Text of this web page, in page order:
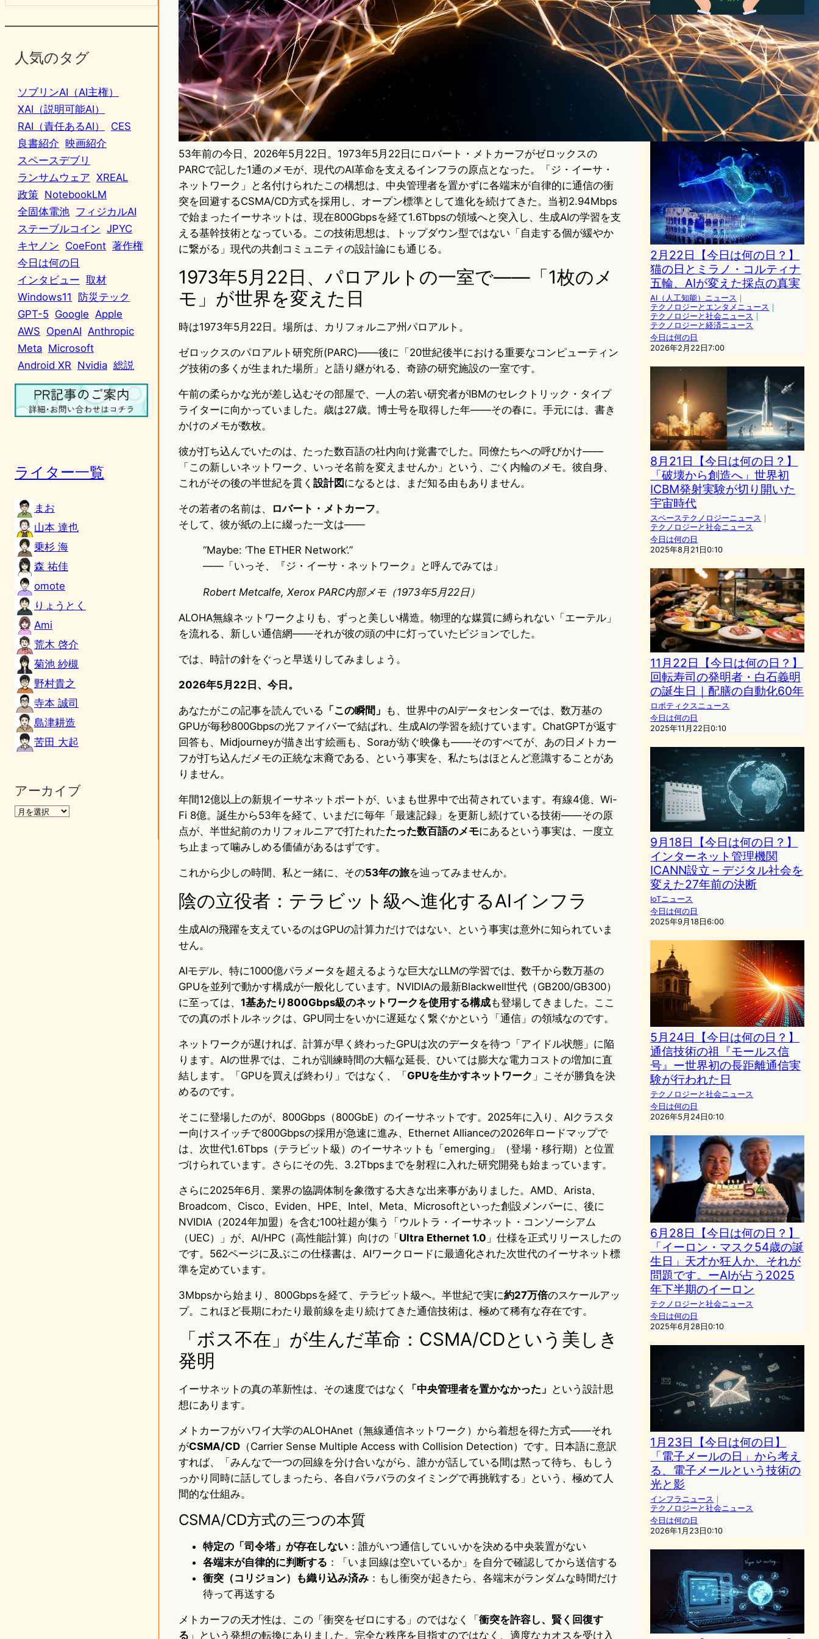
人気のタグ
ソブリンAI（AI主権）
XAI（説明可能AI）
RAI（責任あるAI）
CES
良書紹介 映画紹介
スペースデブリ
ランサムウェア XREAL
政策 NotebookLM
全固体電池 フィジカルAI
ステーブルコイン JPYC
キヤノン CoeFont 著作権
今日は何の日
インタビュー 取材
Windows11
防災テック
GPT-5 Google Apple
AWS OpenAI Anthropic
Meta Microsoft
Android XR Nvidia 総説
ライター一覧
まお
山本 達也
乗杉 海
森 祐佳
omote
りょうとく
Ami
荒木 啓介
菊池 紗槻
野村貴之
寺本 誠司
島津耕造
苦田 大起
アーカイブ
53年前の今日、2026年5月22日。1973年5月22日にロバート・メトカーフがゼロックスの
PARCで記した1通のメモが、現代のAI革命を支えるインフラの原点となった。「ジ・イーサ・
ネットワーク」と名付けられたこの構想は、中央管理者を置かずに各端末が自律的に通信の衝
突を回避するCSMA/CD方式を採用し、オープン標準として進化を続けてきた。当初2.94Mbps
で始まったイーサネットは、現在800Gbpsを経て1.6Tbpsの領域へと突入し、生成AIの学習を支
える基幹技術となっている。この技術思想は、トップダウン型ではない「自走する個が緩やか
に繋がる」現代の共創コミュニティの設計論にも通じる。
1973年5月22日、パロアルトの一室で——「1枚のメ
モ」が世界を変えた日
時は1973年5月22日。場所は、カリフォルニア州パロアルト。
ゼロックスのパロアルト研究所(PARC)——後に「20世紀後半における重要なコンピューティン
グ技術の多くが生まれた場所」と語り継がれる、奇跡の研究施設の一室です。
午前の柔らかな光が差し込むその部屋で、一人の若い研究者がIBMのセレクトリック・タイプ
ライターに向かっていました。歳は27歳。博士号を取得した年——その春に。手元には、書き
かけのメモが数枚。
彼が打ち込んでいたのは、たった数百語の社内向け覚書でした。同僚たちへの呼びかけ——
「この新しいネットワーク、いっそ名前を変えませんか」という、ごく内輪のメモ。彼自身、
これがその後の半世紀を貫く 設計図になるとは、まだ知る由もありません。
その若者の名前は、 ロバート・メトカーフ。
そして、彼が紙の上に綴った一文は——
“Maybe: ‘The ETHER Network’.”
——「いっそ、『ジ・イーサ・ネットワーク』と呼んでみては」
Robert Metcalfe, Xerox PARC内部メモ（1973年5月22日）
ALOHA無線ネットワークよりも、ずっと美しい構造。物理的な媒質に縛られない「エーテル」
を流れる、新しい通信網——それが彼の頭の中に灯っていたビジョンでした。
では、時計の針をぐっと早送りしてみましょう。
2026年5月22日、今日。
あなたがこの記事を読んでいる 「この瞬間」 も、世界中のAIデータセンターでは、数万基の
GPUが毎秒800Gbpsの光ファイバーで結ばれ、生成AIの学習を続けています。ChatGPTが返す
回答も、Midjourneyが描き出す絵画も、Soraが紡ぐ映像も——そのすべてが、あの日メトカー
フが打ち込んだメモの正統な末裔である、という事実を、私たちはほとんど意識することがあ
りません。
年間12億以上の新規イーサネットポートが、いまも世界中で出荷されています。有線4億、Wi-
Fi 8億。誕生から53年を経て、いまだに毎年「最速記録」を更新し続けている技術——その原
点が、半世紀前のカリフォルニアで打たれたたった数百語のメモにあるという事実は、一度立
ち止まって噛みしめる価値があるはずです。
これから少しの時間、私と一緒に、その53年の旅を辿ってみませんか。
陰の立役者：テラビット級へ進化するAIインフラ
生成AIの飛躍を支えているのはGPUの計算力だけではない、という事実は意外に知られていま
せん。
AIモデル、特に1000億パラメータを超えるような巨大なLLMの学習では、数千から数万基の
GPUを並列で動かす構成が一般化しています。NVIDIAの最新Blackwell世代（GB200/GB300）
に至っては、 1基あたり800Gbps級のネットワークを使用する構成も登場してきました。ここ
での真のボトルネックは、GPU同士をいかに遅延なく繋ぐかという「通信」の領域なのです。
ネットワークが遅ければ、計算が早く終わったGPUは次のデータを待つ「アイドル状態」に陥
ります。AIの世界では、これが訓練時間の大幅な延長、ひいては膨大な電力コストの増加に直
結します。「GPUを買えば終わり」ではなく、「 GPUを生かすネットワーク 」こそが勝負を決
めるのです。
そこに登場したのが、800Gbps（800GbE）のイーサネットです。2025年に入り、AIクラスタ
ー向けスイッチで800Gbpsの採用が急速に進み、Ethernet Allianceの2026年ロードマップで
は、次世代1.6Tbps（テラビット級）のイーサネットも「emerging」（登場・移行期）と位置
づけられています。さらにその先、3.2Tbpsまでを射程に入れた研究開発も始まっています。
さらに2025年6月、業界の協調体制を象徴する大きな出来事がありました。AMD、Arista、
Broadcom、Cisco、Eviden、HPE、Intel、Meta、Microsoftといった創設メンバーに、後に
NVIDIA（2024年加盟）を含む100社超が集う「ウルトラ・イーサネット・コンソーシアム
（UEC）」が、AI/HPC（高性能計算）向けの「 Ultra Ethernet 1.0 」仕様を正式リリースしたの
です。562ページに及ぶこの仕様書は、AIワークロードに最適化された次世代のイーサネット標
準を定めています。
3Mbpsから始まり、800Gbpsを経て、テラビット級へ。半世紀で実に約27万倍のスケールアッ
プ。これほど長期にわたり最前線を走り続けてきた通信技術は、極めて稀有な存在です。
「ボス不在」が生んだ革命：CSMA/CDという美しき
発明
イーサネットの真の革新性は、その速度ではなく 「中央管理者を置かなかった」 という設計思
想にあります。
メトカーフがハワイ大学のALOHAnet（無線通信ネットワーク）から着想を得た方式——それ
がCSMA/CD（Carrier Sense Multiple Access with Collision Detection）です。日本語に意訳
すれば、「みんなで一つの回線を分け合いながら、誰かが話している間は黙って待ち、もしう
っかり同時に話してしまったら、各自バラバラのタイミングで再挑戦する」という、極めて人
間的な仕組み。
CSMA/CD方式の三つの本質
特定の「司令塔」が存在しない：誰がいつ通信していいかを決める中央装置がない
各端末が自律的に判断する ：「いま回線は空いているか」を自分で確認してから送信する
衝突（コリジョン）も織り込み済み：もし衝突が起きたら、各端末がランダムな時間だけ
待って再送する
メトカーフの天才性は、この「衝突をゼロにする」のではなく「 衝突を許容し、賢く回復す
る 」という発想の転換にありました。完全な秩序を目指すのではなく、適度なカオスを受け入
4月22日【今日は何の日？】
「アースデイ」——AIは地球
を救うのか、それとも？56年
目の問い
AI（人工知能）ニュース｜
テクノロジーと社会ニュース
｜
マルチスピーシーズニュース
今日は何の日
2026年4月22日6:00
2月22日【今日は何の日？】
猫の日とミラノ・コルティナ
五輪、AIが変えた採点の真実
AI（人工知能）ニュース ｜
テクノロジーとエンタメニュース ｜
テクノロジーと社会ニュース ｜
テクノロジーと経済ニュース
今日は何の日
2026年2月22日7:00
8月21日【今日は何の日？】
「破壊から創造へ」世界初
ICBM発射実験が切り開いた
宇宙時代
スペーステクノロジーニュース ｜
テクノロジーと社会ニュース
今日は何の日
2025年8月21日0:10
11月22日【今日は何の日？】
回転寿司の発明者・白石義明
の誕生日｜配膳の自動化60年
ロボティクスニュース
今日は何の日
2025年11月22日0:10
9月18日【今日は何の日？】
インターネット管理機関
ICANN設立 – デジタル社会を
変えた27年前の決断
IoTニュース
今日は何の日
2025年9月18日6:00
5月24日【今日は何の日？】
通信技術の祖『モールス信
号』ー世界初の長距離通信実
験が行われた日
テクノロジーと社会ニュース
今日は何の日
2026年5月24日0:10
6月28日【今日は何の日？】
「イーロン・マスク54歳の誕
生日」天才か狂人か、それが
問題です。ーAIが占う2025
年下半期のイーロン
テクノロジーと社会ニュース
今日は何の日
2025年6月28日0:10
1月23日【今日は何の日】
「電子メールの日」から考え
る、電子メールという技術の
光と影
インフラニュース ｜
テクノロジーと社会ニュース
今日は何の日
2026年1月23日0:10